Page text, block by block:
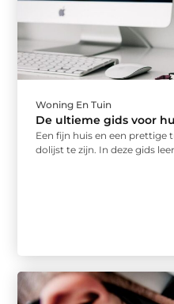
Woning En Tuin
De ultieme gids voor
Een fijn huis en een prettige
dolijst te zijn. In deze gids